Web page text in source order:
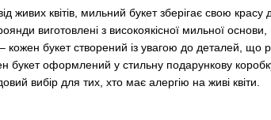
живих квітів, мильний букет зберігає свою красу
виготовлені з високоякісної мильної
кожен букет створений із увагою до деталей, що
букет оформлений у стильну подарункову
вибір для тих, хто має алергію на живі квіти.